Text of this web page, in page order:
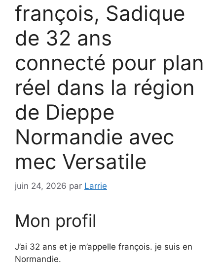
françois, Sadique
de 32 ans
connecté pour plan
réel dans la région
de Dieppe
Normandie avec
mec Versatile
juin 24, 2026 par Larrie
Mon profil
J’ai 32 ans et je m’appelle françois. je suis en
Normandie.